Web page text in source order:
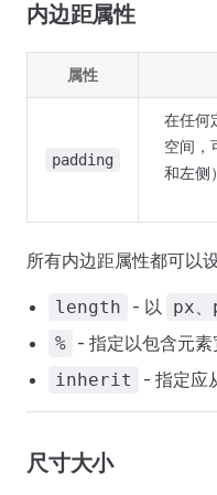
内边距属性
属性
padding
在任何
空间，
和左侧
所有内边距属性都可以
length - 以 px
% - 指定以包含元
inherit - 指定应
尺寸大小